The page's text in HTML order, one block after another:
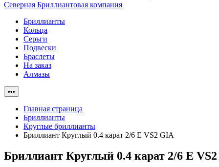
Северная Бриллиантовая компания
Бриллианты
Кольца
Серьги
Подвески
Браслеты
На заказ
Алмазы
•••
Главная страница
Бриллианты
Круглые бриллианты
Бриллиант Круглый 0.4 карат 2/6 E VS2 GIA
Бриллиант Круглый 0.4 карат 2/6 E